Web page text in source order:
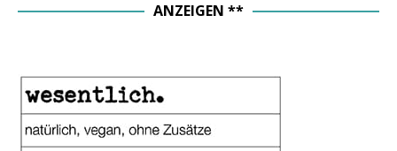
ANZEIGEN **